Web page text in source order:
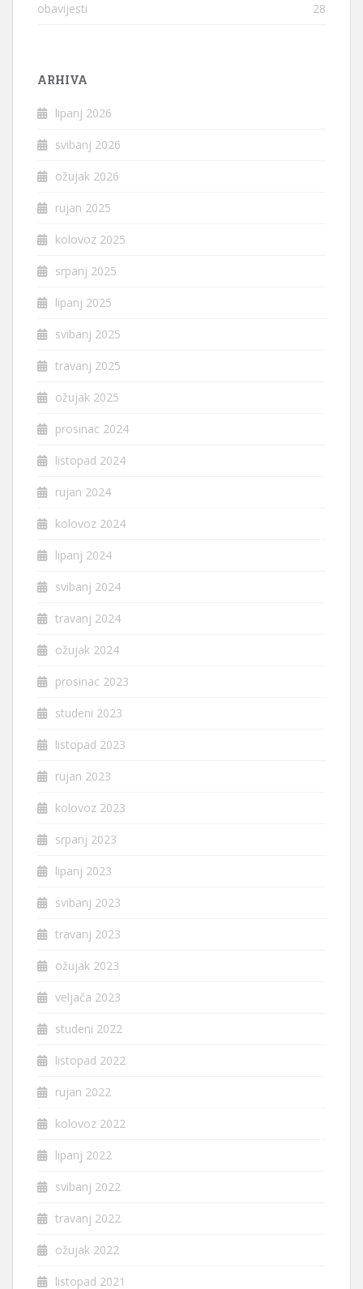
obavijesti 28
ARHIVA
lipanj 2026
svibanj 2026
ožujak 2026
rujan 2025
kolovoz 2025
srpanj 2025
lipanj 2025
svibanj 2025
travanj 2025
ožujak 2025
prosinac 2024
listopad 2024
rujan 2024
kolovoz 2024
lipanj 2024
svibanj 2024
travanj 2024
ožujak 2024
prosinac 2023
studeni 2023
listopad 2023
rujan 2023
kolovoz 2023
srpanj 2023
lipanj 2023
svibanj 2023
travanj 2023
ožujak 2023
veljača 2023
studeni 2022
listopad 2022
rujan 2022
kolovoz 2022
lipanj 2022
svibanj 2022
travanj 2022
ožujak 2022
listopad 2021